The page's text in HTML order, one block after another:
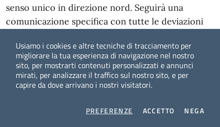
senso unico in direzione nord. Seguirà una
comunicazione specifica con tutte le deviazioni
Aggiornamento 13 luglio 2022
A partire dalunedì 18 luglio e per i successivi
nel tratto tra via Tiepolo e il confine
Usiamo i cookies e altre tecniche di tracciamento per
migliorare la tua esperienza di navigazione nel nostro
sito, per mostrarti contenuti personalizzati e annunci
mirati, per analizzare il traffico sul nostro sito, e per
capire da dove arrivano i nostri visitatori.
PREFERENZE COOKIES
ACCETTO I COOKIES
NEGAI